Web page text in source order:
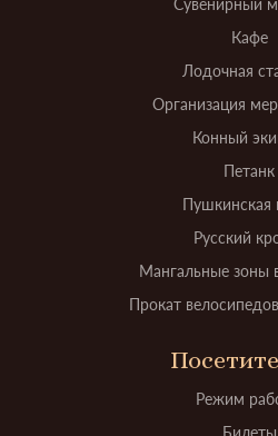
Сувенирный
Кафе
Лодочная
Организация
Конный
Петанк
Пушкинская
Русский
Мангальные зоны
Прокат
Режим
Билеты